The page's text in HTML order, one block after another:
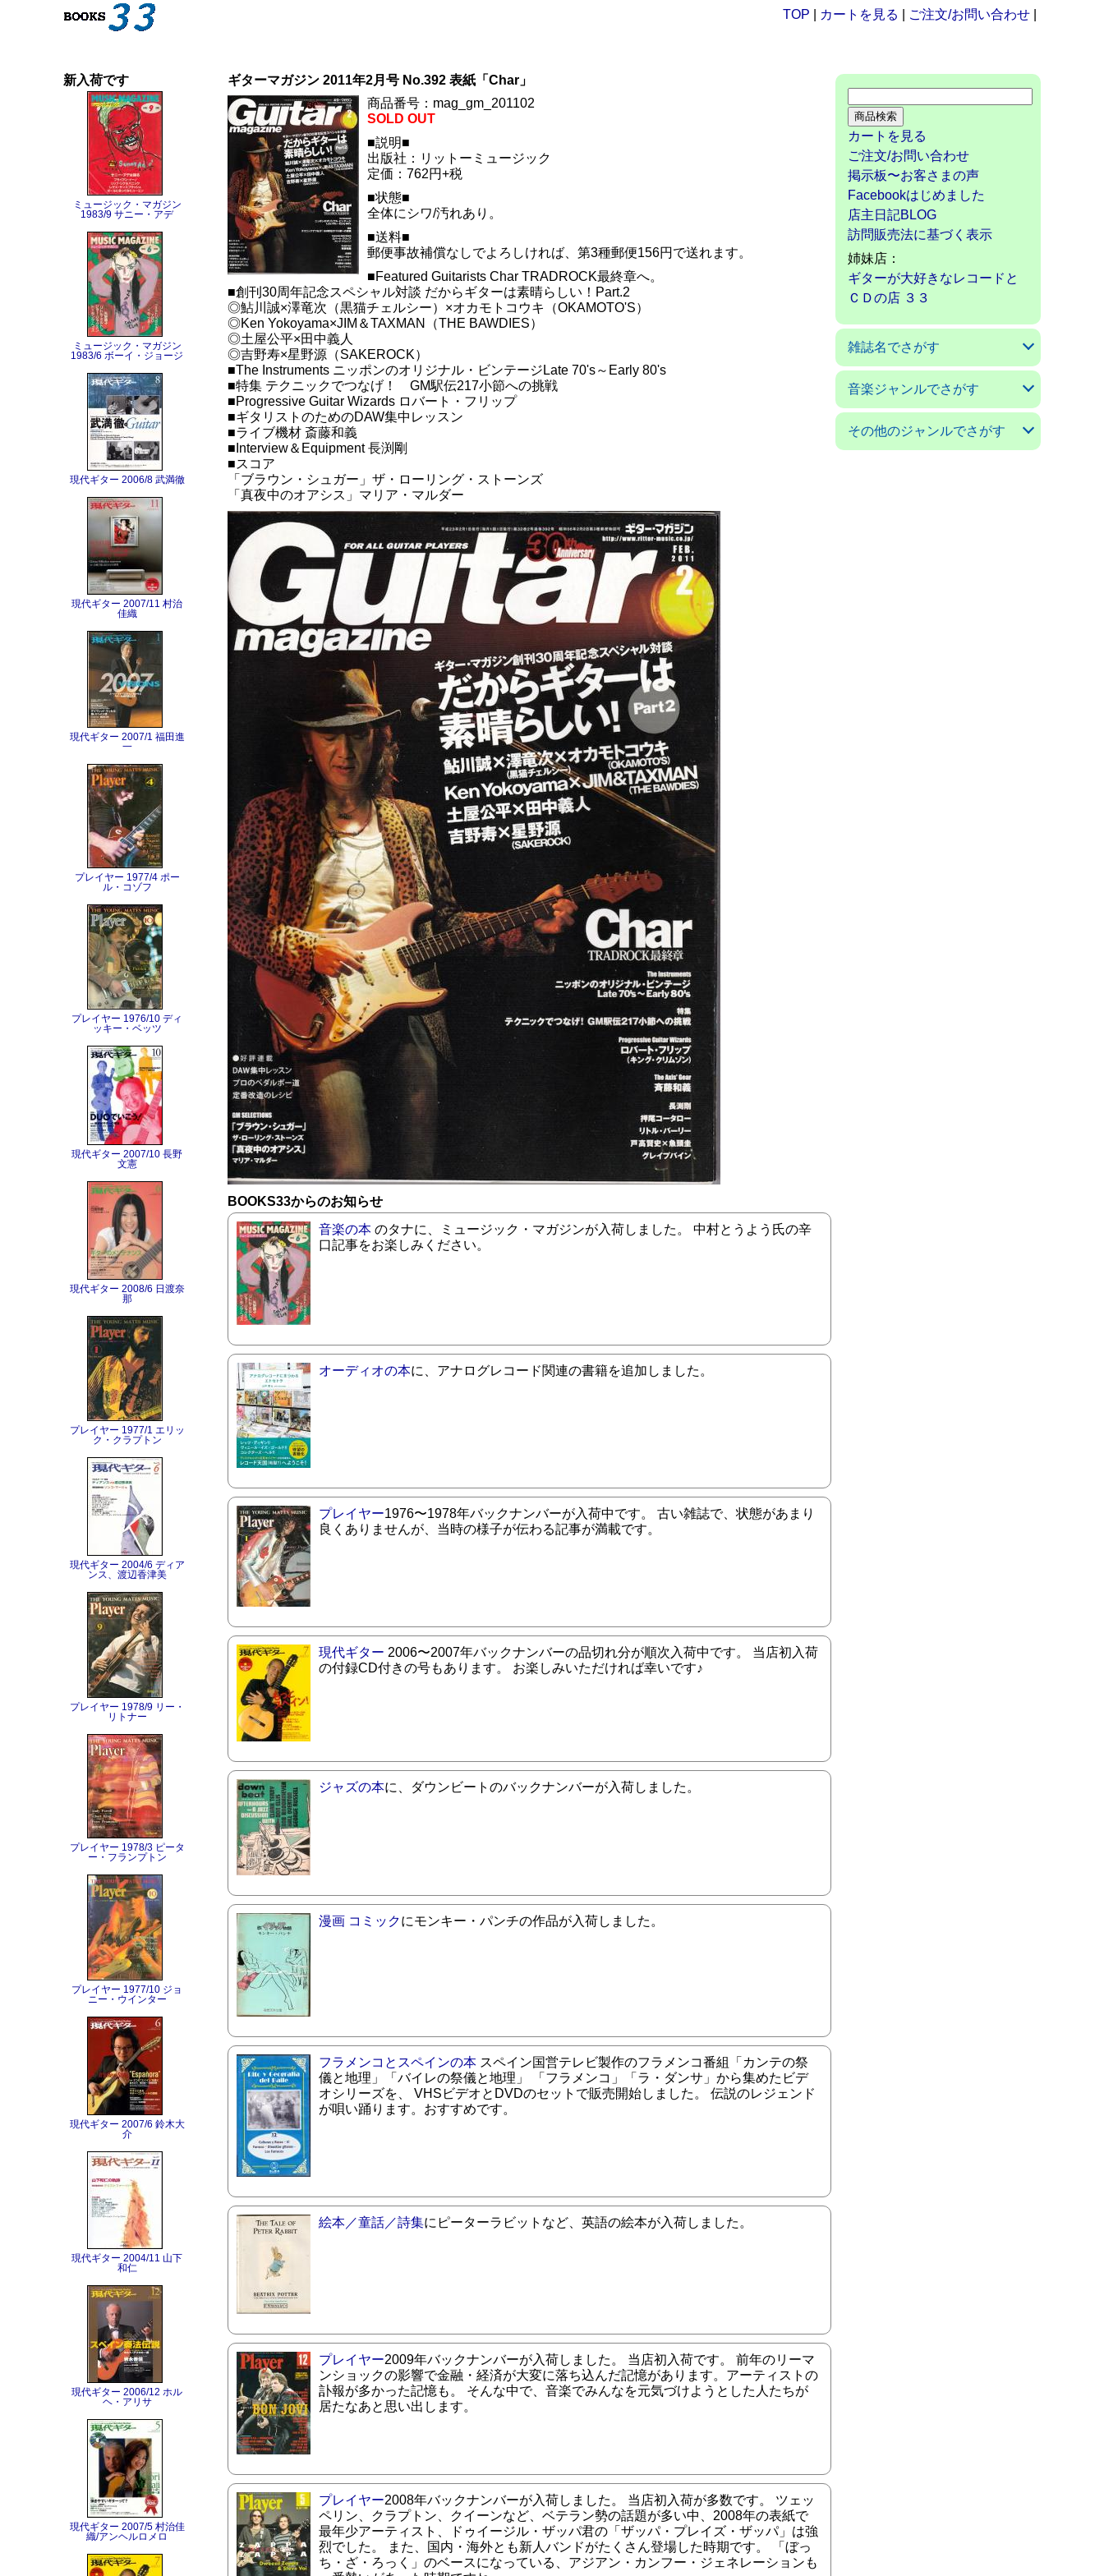
TOP カートを見る ご注文/お問い合わせ
新入荷です
ミュージック・マガジン
1983/9 サニー・アデ
ミュージック・マガジン
1983/6 ボーイ・ジョージ
現代ギター 2006/8 武満徹
現代ギター 2007/11 村治
佳織
現代ギター 2007/1 福田進
一
プレイヤー 1977/4 ポー
ル・コゾフ
プレイヤー 1976/10 ディ
ッキー・ベッツ
現代ギター 2007/10 長野
文憲
現代ギター 2008/6 日渡奈
那
プレイヤー 1977/1 エリッ
ク・クラプトン
現代ギター 2004/6 ディア
ンス、渡辺香津美
プレイヤー 1978/9 リー・
リトナー
プレイヤー 1978/3 ピータ
ー・フランプトン
プレイヤー 1977/10 ジョ
ニー・ウインター
現代ギター 2007/6 鈴木大
介
現代ギター 2004/11 山下
和仁
現代ギター 2006/12 ホル
ヘ・アリサ
現代ギター 2007/5 村治佳
織/アンヘルロメロ
ギターマガジン 2011年2月号 No.392 表紙「Char」
商品番号：mag_gm_201102
SOLD OUT
■説明■
出版社：リットーミュージック
定価：762円+税
■状態■
全体にシワ/汚れあり。
■送料■
郵便事故補償なしでよろしければ、第3種郵便156円で送れます。
■Featured Guitarists Char TRADROCK最終章へ。
■創刊30周年記念スペシャル対談 だからギターは素晴らしい！Part.2
◎鮎川誠×澤竜次（黒猫チェルシー）×オカモトコウキ（OKAMOTO'S）
◎Ken Yokoyama×JIM＆TAXMAN（THE BAWDIES）
◎土屋公平×田中義人
◎吉野寿×星野源（SAKEROCK）
■The Instruments ニッポンのオリジナル・ビンテージLate 70's～Early 80's
■特集 テクニックでつなげ！ GM駅伝217小節への挑戦
■Progressive Guitar Wizards ロバート・フリップ
■ギタリストのためのDAW集中レッスン
■ライブ機材 斎藤和義
■Interview＆Equipment 長渕剛
■スコア
「ブラウン・シュガー」ザ・ローリング・ストーンズ
「真夜中のオアシス」マリア・マルダー
BOOKS33からのお知らせ
音楽の本 のタナに、ミュージック・マガジンが入荷しました。 中村とうよう氏の辛
口記事をお楽しみください。
オーディオの本に、アナログレコード関連の書籍を追加しました。
プレイヤー1976〜1978年バックナンバーが入荷中です。 古い雑誌で、状態があまり
良くありませんが、当時の様子が伝わる記事が満載です。
現代ギター 2006〜2007年バックナンバーの品切れ分が順次入荷中です。 当店初入荷
の付録CD付きの号もあります。 お楽しみいただければ幸いです♪
ジャズの本に、ダウンビートのバックナンバーが入荷しました。
漫画 コミックにモンキー・パンチの作品が入荷しました。
フラメンコとスペインの本 スペイン国営テレビ製作のフラメンコ番組「カンテの祭
儀と地理」「バイレの祭儀と地理」 「フラメンコ」「ラ・ダンサ」から集めたビデ
オシリーズを、 VHSビデオとDVDのセットで販売開始しました。 伝説のレジェンド
が唄い踊ります。おすすめです。
絵本／童話／詩集にピーターラビットなど、英語の絵本が入荷しました。
プレイヤー2009年バックナンバーが入荷しました。 当店初入荷です。 前年のリーマ
ンショックの影響で金融・経済が大変に落ち込んだ記憶があります。アーティストの
訃報が多かった記憶も。 そんな中で、音楽でみんなを元気づけようとした人たちが
居たなあと思い出します。
プレイヤー2008年バックナンバーが入荷しました。 当店初入荷が多数です。 ツェッ
ペリン、クラプトン、クイーンなど、ベテラン勢の話題が多い中、2008年の表紙で
最年少アーティスト、ドゥイージル・ザッパ君の「ザッパ・プレイズ・ザッパ」は強
烈でした。 また、国内・海外とも新人バンドがたくさん登場した時期です。 「ぼっ
ち・ざ・ろっく」のベースになっている、アジアン・カンフー・ジェネレーションも
カートを見る
ご注文/お問い合わせ
掲示板〜お客さまの声
Facebookはじめました
店主日記BLOG
訪問販売法に基づく表示
姉妹店：
ギターが大好きなレコードと
ＣＤの店 ３３
雑誌名でさがす
アコースティックギターマガ
ギターマガジン
ギターミュージック(新掘)
現代ギター
ゴールドワックス
サウンド＆レコーディングマ
サウンドデザイナー
サックス＆ブラス・マガジン
ザ・ディグ
ジャズライフ
スイングジャーナル
ストレンジ・デイズ
ダウンビート
バーン
パセオフラメンコ
PCミュージック
プレイヤー
ベースマガジン
ミュージックマガジン
ヤングギター
リズム＆ドラムマガジン
レコード・コレクターズ
ロッキング・オン
ロッキング・オン・ジャパン
音楽ジャンルでさがす
クラシックギターの本
フラメンコとスペインの本
アコギの本
ジャズの本
音楽の本
その他のジャンルでさがす